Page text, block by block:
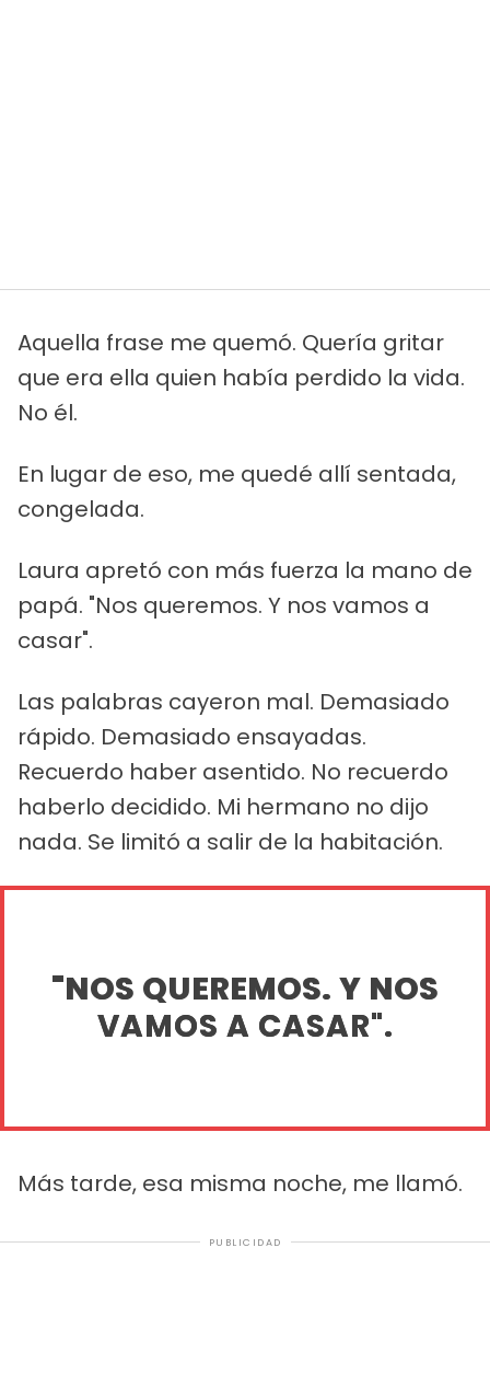
Aquella frase me quemó. Quería gritar
que era ella quien había perdido la vida.
No él.
En lugar de eso, me quedé allí sentada,
congelada.
Laura apretó con más fuerza la mano de
papá. "Nos queremos. Y nos vamos a
casar".
Las palabras cayeron mal. Demasiado
rápido. Demasiado ensayadas.
Recuerdo haber asentido. No recuerdo
haberlo decidido. Mi hermano no dijo
nada. Se limitó a salir de la habitación.
"NOS QUEREMOS. Y NOS
VAMOS A CASAR".
Más tarde, esa misma noche, me llamó.
PUBLICIDAD